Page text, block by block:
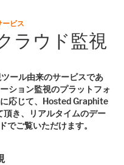
ービス
ラウド監視
ール由来のサービスであ
ション監視のプラットフォ
応じて、Hosted Graphite
き、リアルタイムのデー
ご覧いただけます。